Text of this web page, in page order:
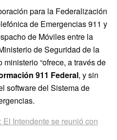
para la Federalización
de Emergencias 911 y
de Móviles entre la
de Seguridad de la
“ofrece, a través de
911 Federal, y sin
software del Sistema de